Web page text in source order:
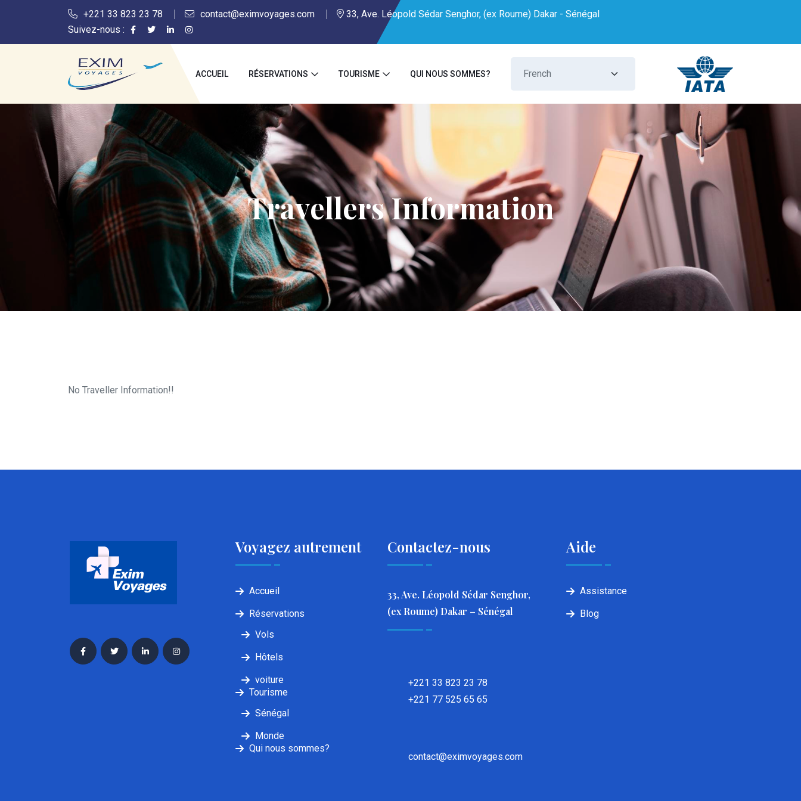
+221 33 823 23 78 contact@eximvoyages.com
33, Ave. Léopold Sédar Senghor, (ex Roume) Dakar - Sénégal
Suivez-nous :
ACCUEIL RÉSERVATIONS TOURISME QUI NOUS SOMMES?
Travellers Information
No Traveller Information!!
Voyagez autrement
Accueil
Réservations
Vols
Hôtels
voiture
Tourisme
Sénégal
Monde
Qui nous sommes?
Contactez-nous
33, Ave. Léopold Sédar Senghor,
(ex Roume) Dakar – Sénégal
+221 33 823 23 78
+221 77 525 65 65
contact@eximvoyages.com
Aide
Assistance
Blog